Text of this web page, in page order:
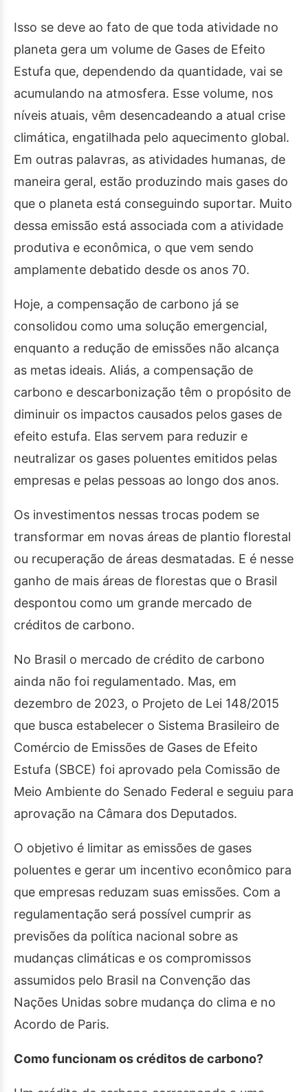
Isso se deve ao fato de que toda atividade no
planeta gera um volume de Gases de Efeito
Estufa que, dependendo da quantidade, vai se
acumulando na atmosfera. Esse volume, nos
níveis atuais, vêm desencadeando a atual crise
climática, engatilhada pelo aquecimento global.
Em outras palavras, as atividades humanas, de
maneira geral, estão produzindo mais gases do
que o planeta está conseguindo suportar. Muito
dessa emissão está associada com a atividade
produtiva e econômica, o que vem sendo
amplamente debatido desde os anos 70.
Hoje, a compensação de carbono já se
consolidou como uma solução emergencial,
enquanto a redução de emissões não alcança
as metas ideais. Aliás, a compensação de
carbono e descarbonização têm o propósito de
diminuir os impactos causados pelos gases de
efeito estufa. Elas servem para reduzir e
neutralizar os gases poluentes emitidos pelas
empresas e pelas pessoas ao longo dos anos.
Os investimentos nessas trocas podem se
transformar em novas áreas de plantio florestal
ou recuperação de áreas desmatadas. E é nesse
ganho de mais áreas de florestas que o Brasil
despontou como um grande mercado de
créditos de carbono.
No Brasil o mercado de crédito de carbono
ainda não foi regulamentado. Mas, em
dezembro de 2023, o Projeto de Lei 148/2015
que busca estabelecer o Sistema Brasileiro de
Comércio de Emissões de Gases de Efeito
Estufa (SBCE) foi aprovado pela Comissão de
Meio Ambiente do Senado Federal e seguiu para
aprovação na Câmara dos Deputados.
O objetivo é limitar as emissões de gases
poluentes e gerar um incentivo econômico para
que empresas reduzam suas emissões. Com a
regulamentação será possível cumprir as
previsões da política nacional sobre as
mudanças climáticas e os compromissos
assumidos pelo Brasil na Convenção das
Nações Unidas sobre mudança do clima e no
Acordo de Paris.
Como funcionam os créditos de carbono?